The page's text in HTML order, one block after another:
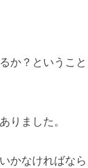
か？ということ
りました。
かなければなら